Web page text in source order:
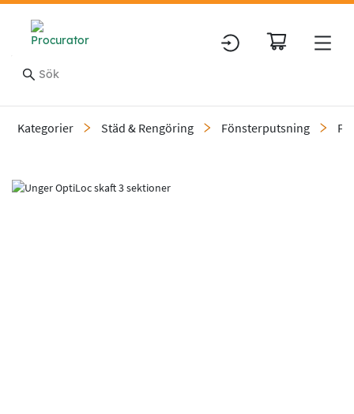
Kategorier Städ & Rengöring Fönsterputsning
Slide 2 of 2